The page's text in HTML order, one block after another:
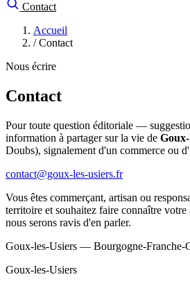
Contact
Accueil
/ Contact
Nous écrire
Contact
Pour toute question éditoriale —
information à partager sur la vie de
Doubs), signalement d'un commerce ou
contact@goux-les-usiers.fr
Vous êtes commerçant, artisan ou
territoire et souhaitez faire connaître
nous serons ravis d'en parler.
Goux-les-Usiers — Bourgogne-Franche-
Goux-les-Usiers